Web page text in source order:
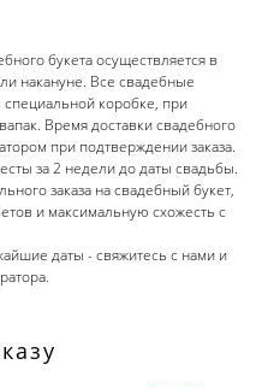
букета осуществляется в
накануне. Все свадебные
коробке, при
Время доставки свадебного
при подтверждении заказа.
за 2 недели до даты свадьбы.
заказа на свадебный букет,
и максимальную схожесть с
даты - свяжитесь с нами и